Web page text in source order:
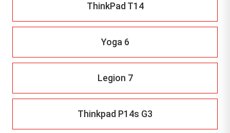
ThinkPad T14
Yoga 6
Legion 7
Thinkpad P14s G3